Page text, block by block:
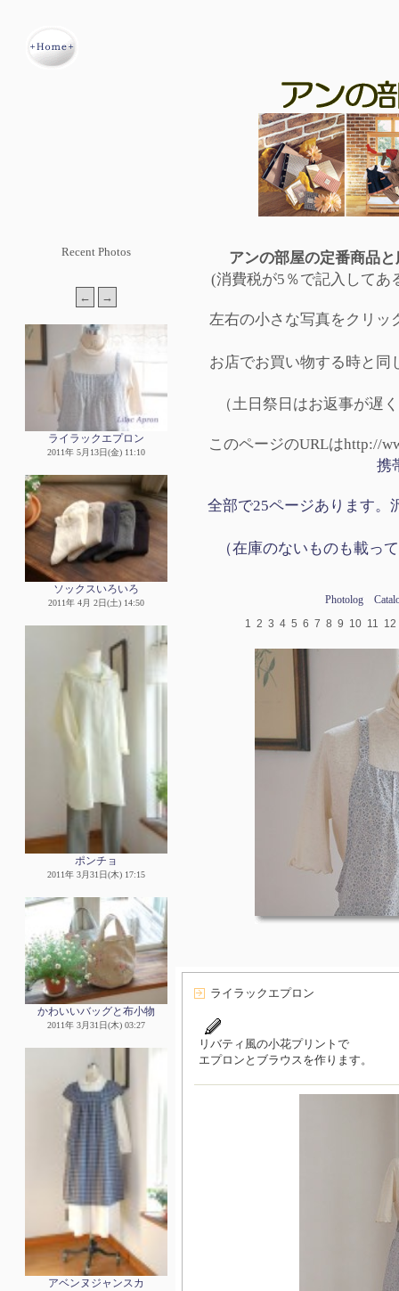
Recent Photos
ライラックエプロン
2011年 5月13日(金) 11:10
ソックスいろいろ
2011年 4月 2日(土) 14:50
ポンチョ
2011年 3月31日(木) 17:15
かわいいバッグと布小物
2011年 3月31日(木) 03:27
アベンヌジャンスカ
アンの部屋の定番商品
(消費税が5％で記入してあ
左右の小さな写真をクリッ
お店でお買い物する時と同
（土日祭日はお返事が遅
このページのURLはhttp://
携
全部で25ページあります。
（在庫のないものも載っ
Photolog
1 2 3 4 5 6 7 8 9 10 11 12
ライラックエプロン
リバティ風の小花プリントで
エプロンとブラウスを作ります。